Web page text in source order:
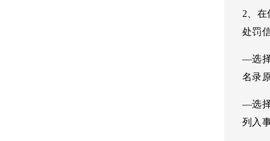
2、
处罚
—选择
名录
—选择
列入